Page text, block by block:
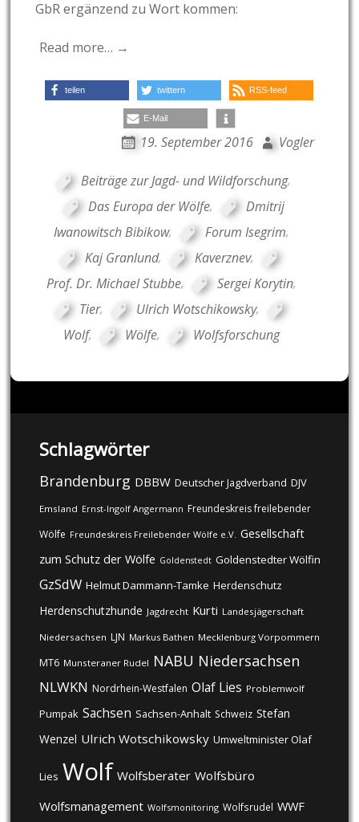
GbR ergänzend zu Wort kommen:
Read more… →
teilen twittern RSS-feed
E-Mail
19. September 2016 Vogler
Beiträge zur Jagd- und Wildforschung,
Das Europa der Wölfe,
Dmitrij
Iwanowitsch Bibikow, Forum Isegrim,
Kaj Granlund, Kaverznev,
Prof. Dr. Michael Stubbe, Sergei Korytin,
Tier, Ulrich Wotschikowsky,
Wolf, Wölfe, Wolfsforschung
Schlagwörter
Brandenburg DBBW Deutscher Jagdverband DJV
Emsland Ernst-Ingolf Angermann Freundeskreis freilebender
Wölfe Freundeskreis Freilebender Wölfe e.V. Gesellschaft
zum Schutz der Wölfe Goldenstedt Goldenstedter Wölfin
GzSdW Helmut Dammann-Tamke Herdenschutz
Herdenschutzhunde Jagdrecht Kurti Landesjägerschaft
Niedersachsen LJN Markus Bathen Mecklenburg Vorpommern
MT6 Munsteraner Rudel NABU Niedersachsen
NLWKN Nordrhein-Westfalen Olaf Lies Problemwolf
Pumpak Sachsen Sachsen-Anhalt Schweiz Stefan
Wenzel Ulrich Wotschikowsky Umweltminister Olaf
Lies Wolf Wolfsberater Wolfsbüro
Wolfsmanagement Wolfsmonitoring Wolfsrudel WWF